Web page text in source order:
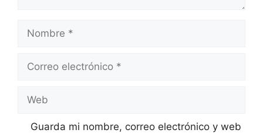
Nombre
Correo
Web
Guarda mi nombre, correo electrónico y web